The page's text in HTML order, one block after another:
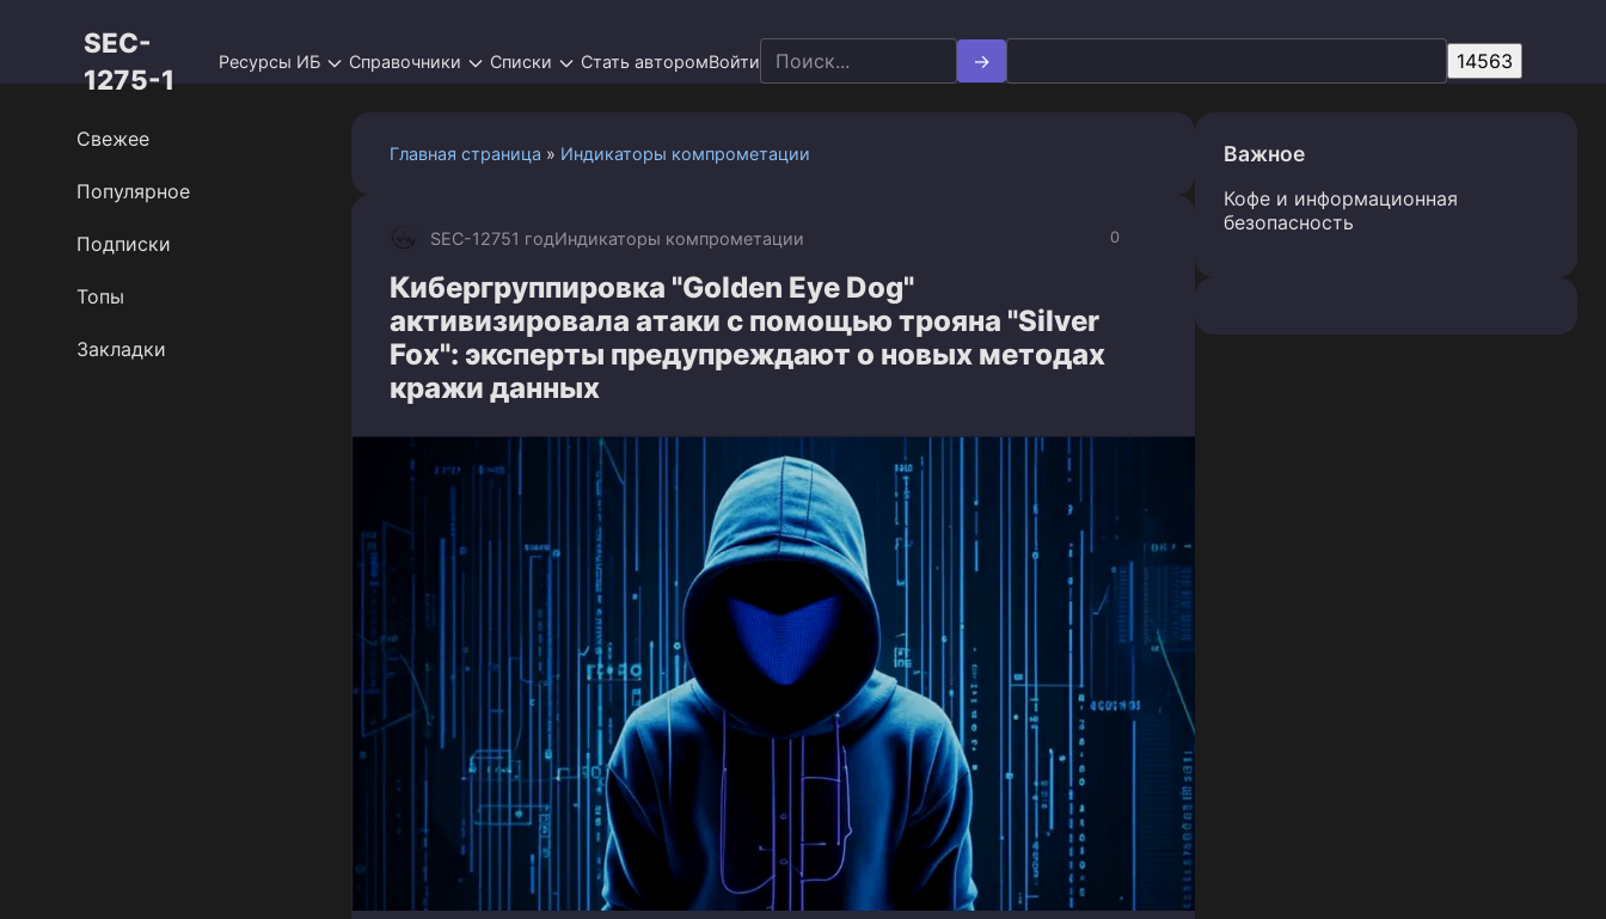
SEC-
1275-1
Ресурсы ИБ Справочники Списки Стать авторомВойти
Search
for:
Главная страница » Индикаторы компрометации
0
SEC-12751 годИндикаторы компрометации
Кибергруппировка "Golden Eye Dog"
активизировала атаки с помощью трояна "Silver
Fox": эксперты предупреждают о новых методах
кражи данных
Свежее
Популярное
Подписки
Топы
Закладки
Важное
Кофе и информационная
безопасность